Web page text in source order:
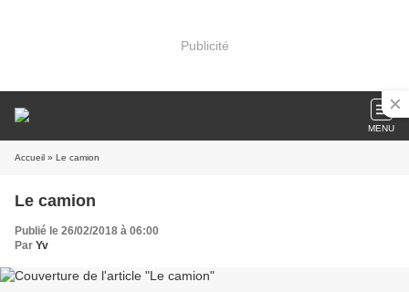
Publicité
MENU
Accueil » Le camion
Le camion
Publié le 26/02/2018 à 06:00
Par Yv